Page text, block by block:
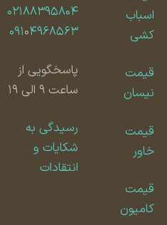
اسباب
کشی
قیمت
نیسان
قیمت
قیمت
کامیون
۰۲۱۸۸۳۹۵۸۰۴
۰۹۱۰۴۹۶۸۵۶۳
پاسخگویی از
ساعت ۹ الی ۱۹
رسیدگی به
شکایات و
انتقادات